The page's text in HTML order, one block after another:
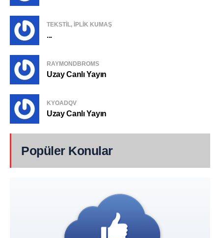
TEKSTIL, IPLIK KUMAŞ
...
RAYMONDBROMS
Uzay Canlı Yayın
KYOADQV
Uzay Canlı Yayın
Popüler Konular